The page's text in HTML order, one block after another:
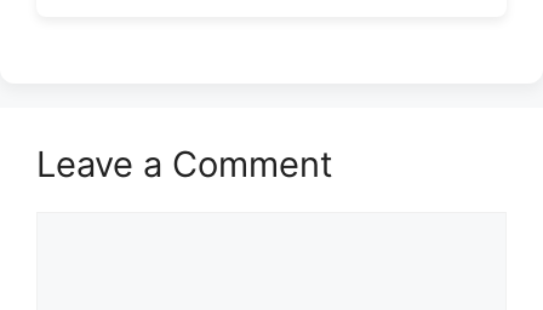
Leave a Comment